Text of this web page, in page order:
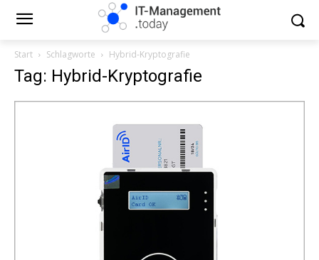
Start Schlagworte Hybrid-Kryptografie
Tag: Hybrid-Kryptografie